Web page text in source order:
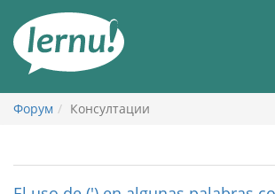
съдържанието
Форум Консултации